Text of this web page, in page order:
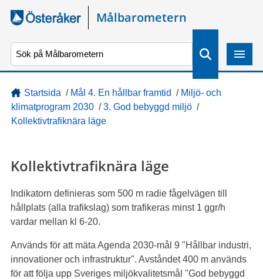
Gå direkt till sidans innehåll
Målbarometern
Startsida / Mål 4. En hållbar framtid / Miljö- och
klimatprogram 2030 /3. God bebyggd miljö /
Kollektivtrafiknära läge
Kollektivtrafiknära läge
Indikatorn definieras som 500 m radie fågelvägen till
hållplats (alla trafikslag) som trafikeras minst 1 ggr/h
vardar mellan kl 6-20.
Används för att mäta Agenda 2030-mål 9 "Hållbar industri,
innovationer och infrastruktur". Avståndet 400 m används
för att följa upp Sveriges miljökvalitetsmål "God bebyggd